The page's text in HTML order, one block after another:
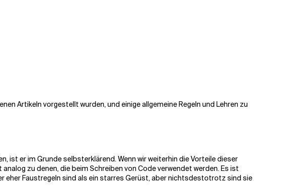
Artikeln vorgestellt wurden, und einige allgemeine Regeln und Lehren zu
ist er im Grunde selbsterklärend. Wenn wir weiterhin die Vorteile dieser
zu denen, die beim Schreiben von Code verwendet werden. Es ist
eher Faustregeln sind als ein starres Gerüst, aber nichtsdestotrotz sind sie